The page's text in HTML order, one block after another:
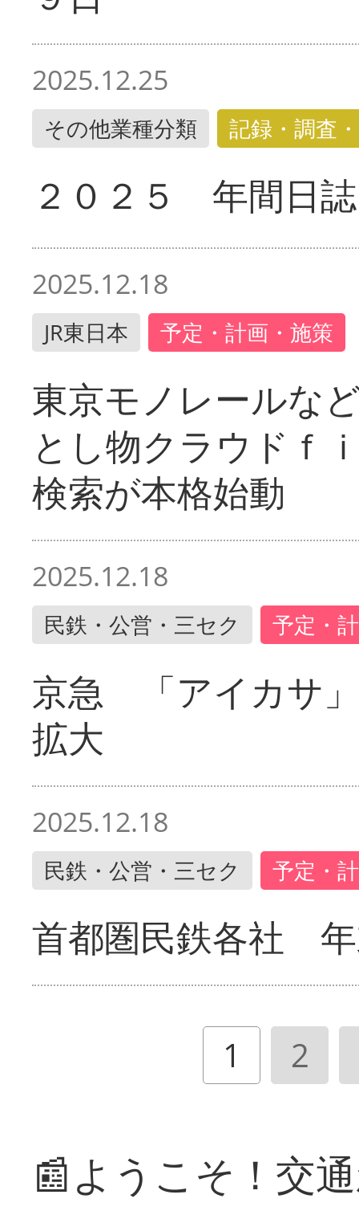
2025.12.25
その他業種分類 記録・調査
２０２５ 年間日誌
2025.12.18
JR東日本 予定・計画・施策
東京モノレールな
とし物クラウドｆ
検索が本格始動
2025.12.18
民鉄・公営・三セク 予定・
京急 「アイカサ
拡大
2025.12.18
民鉄・公営・三セク 予定・
首都圏民鉄各社
1 2
📰ようこそ！交